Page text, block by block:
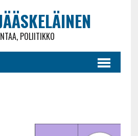
POLIITIKKO